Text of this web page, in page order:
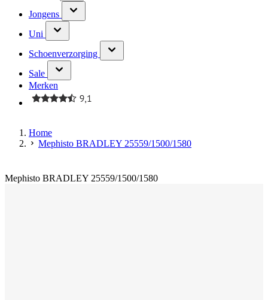
Jongens
Uni
Schoenverzorging
Sale
Merken
Home
Mephisto BRADLEY 25559/1500/1580
Mephisto BRADLEY 25559/1500/1580